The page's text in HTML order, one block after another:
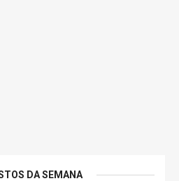
DA SEMANA